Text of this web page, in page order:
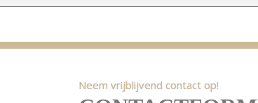
Neem vrijblijvend contact op!